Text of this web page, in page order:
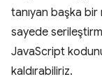
tanıyan başka bir
sayede
JavaScript
kaldırabiliriz.